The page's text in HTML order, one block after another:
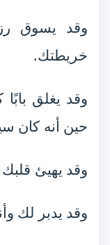
وقد يسوق
خريطتك.
وقد يغلق
حين أنه كان
وقد يهيئ
وقد يدبر لك